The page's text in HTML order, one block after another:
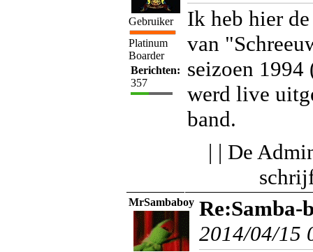
Gebruiker
Platinum
Boarder
Berichten:
357
Ik heb hier
van
seizoen 1994
werd live
band.
| | De
MrSambaboy Re:Samba-
2014/04/15